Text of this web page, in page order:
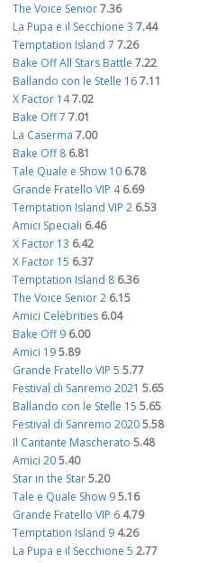
The Voice Senior7.36
La Pupa e il Secchione 3 7.44
Temptation Island 7 7.26
Bake Off All Stars Battle 7.22
Ballando con le Stelle 167.11
X Factor 147.02
Bake Off 7 7.01
La Caserma 7.00
Bake Off 8 6.81
Tale Quale e Show 10 6.78
Grande Fratello VIP 4 6.69
Temptation Island VIP 2 6.53
Amici Speciali 6.46
X Factor 13 6.42
X Factor 15 6.37
Temptation Island 8 6.36
The Voice Senior 2 6.15
Amici Celebrities 6.04
Bake Off 9 6.00
Amici 195.89
Grande Fratello VIP 5 5.77
Festival di Sanremo 2021 5.65
Ballando con le Stelle 15 5.65
Festival di Sanremo 20205.58
Il Cantante Mascherato 5.48
Amici 205.40
Star in the Star5.20
Tale e Quale Show 95.16
Grande Fratello VIP 6 4.79
Temptation Island 9 4.26
La Pupa e il Secchione 5 2.77